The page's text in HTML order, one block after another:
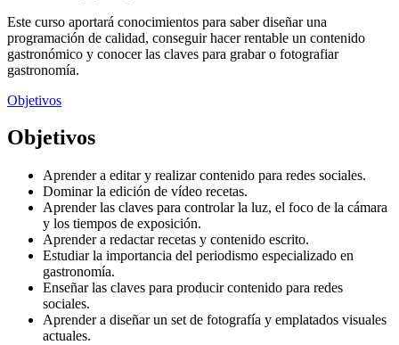
Este curso aportará conocimientos para saber diseñar una
programación de calidad, conseguir hacer rentable un contenido
gastronómico y conocer las claves para grabar o fotografiar
gastronomía.
Objetivos
Objetivos
Aprender a editar y realizar contenido para redes sociales.
Dominar la edición de vídeo recetas.
Aprender las claves para controlar la luz, el foco de la cámara
y los tiempos de exposición.
Aprender a redactar recetas y contenido escrito.
Estudiar la importancia del periodismo especializado en
gastronomía.
Enseñar las claves para producir contenido para redes
sociales.
Aprender a diseñar un set de fotografía y emplatados visuales
actuales.